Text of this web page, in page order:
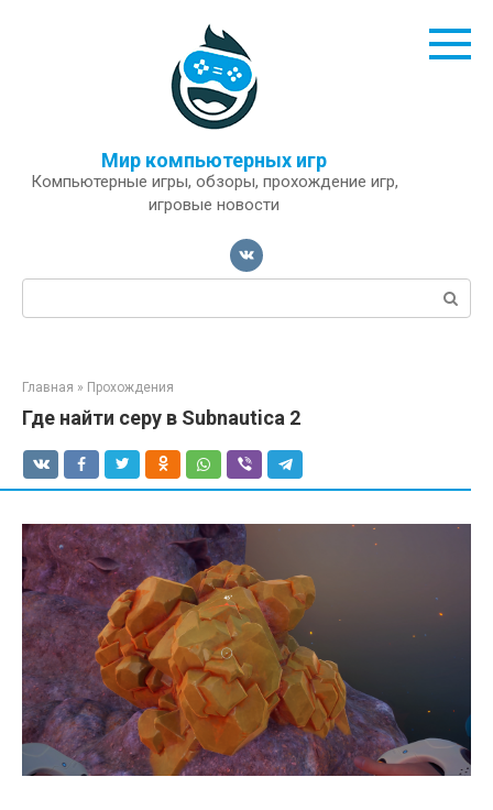
Мир компьютерных игр
Компьютерные игры, обзоры, прохождение игр,
игровые новости
Поиск:
Главная » Прохождения
Где найти серу в Subnautica 2